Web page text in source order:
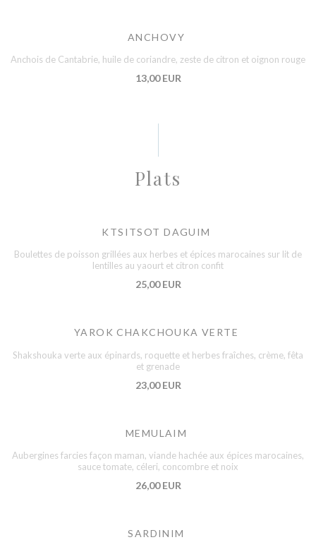
ANCHOVY
Anchois de Cantabrie, huile de coriandre, zeste de citron et oignon rouge
13,00 EUR
Plats
KTSITSOT DAGUIM
Boulettes de poisson grillées aux herbes et épices marocaines sur lit de
lentilles au yaourt et citron confit
25,00 EUR
YAROK CHAKCHOUKA VERTE
Shakshouka verte aux épinards, roquette et herbes fraîches, crème, fêta
et grenade
23,00 EUR
MEMULAIM
Aubergines farcies façon maman, viande hachée aux épices marocaines,
sauce tomate, céleri, concombre et noix
26,00 EUR
SARDINIM